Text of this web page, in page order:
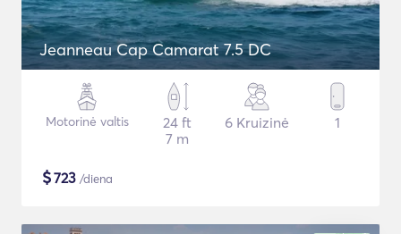
Jeanneau Cap Camarat 7.5 DC
Motorinė valtis
24 ft
7 m
6 Kruizinė 1
$723 /diena